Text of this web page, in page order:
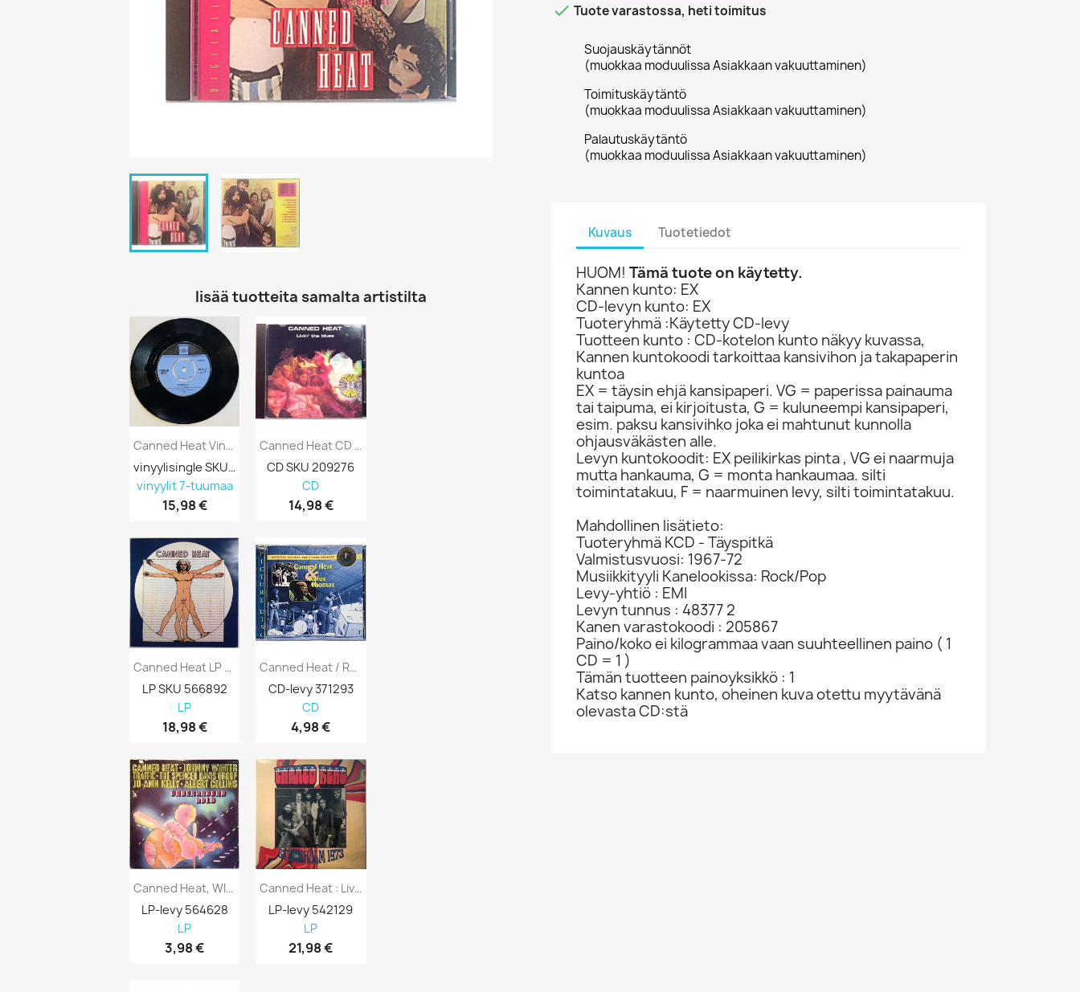
lisää tuotteita samalta artistilta
Canned Heat Vinyylisingle Spoonful / Big...
vinyylisingle SKU 690918
vinyylit 7-tuumaa
15,98 €
Canned Heat LP Human Condition Kansi EX...
LP SKU 566892
LP
18,98 €
Canned Heat, WInter, Traffic Ym.:...
LP-levy 564628
LP
3,98 €
Canned Heat CD Livin' The Blues Kansi EX...
CD SKU 209276
CD
14,98 €
Canned Heat / Rufus Thomas: Members...
CD-levy 371293
CD
4,98 €
Canned Heat : Live Stockholm June 17, 1973...
LP-levy 542129
LP
21,98 €
 Tuote varastossa, heti toimitus
Suojauskäytännöt
(muokkaa moduulissa Asiakkaan vakuuttaminen)
Toimituskäytäntö
(muokkaa moduulissa Asiakkaan vakuuttaminen)
Palautuskäytäntö
(muokkaa moduulissa Asiakkaan vakuuttaminen)
Kuvaus Tuotetiedot
HUOM! Tämä tuote on käytetty.
Kannen kunto: EX
CD-levyn kunto: EX
Tuoteryhmä :Käytetty CD-levy
Tuotteen kunto : CD-kotelon kunto näkyy kuvassa,
Kannen kuntokoodi tarkoittaa kansivihon ja takapaperin
kuntoa
EX = täysin ehjä kansipaperi. VG = paperissa painauma
tai taipuma, ei kirjoitusta, G = kuluneempi kansipaperi,
esim. paksu kansivihko joka ei mahtunut kunnolla
ohjausväkästen alle.
Levyn kuntokoodit: EX peilikirkas pinta , VG ei naarmuja
mutta hankauma, G = monta hankaumaa. silti
toimintatakuu, F = naarmuinen levy, silti toimintatakuu.
Mahdollinen lisätieto:
Tuoteryhmä KCD - Täyspitkä
Valmistusvuosi: 1967-72
Musiikkityyli Kanelookissa: Rock/Pop
Levy-yhtiö : EMI
Levyn tunnus : 48377 2
Kanen varastokoodi : 205867
Paino/koko ei kilogrammaa vaan suuhteellinen paino ( 1
CD = 1 )
Tämän tuotteen painoyksikkö : 1
Katso kannen kunto, oheinen kuva otettu myytävänä
olevasta CD:stä